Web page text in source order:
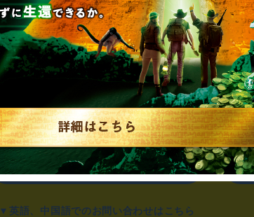
▼一般のお客様はこちら
公演内容、チケットのお問い合わせ
▼企業／法人の方はこちら
取材に関するお問い合わせ
▼英語、中国語でのお問い合わせはこちら